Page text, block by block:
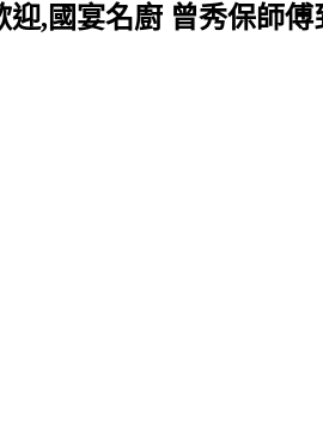
迎,國宴名廚 曾秀保師